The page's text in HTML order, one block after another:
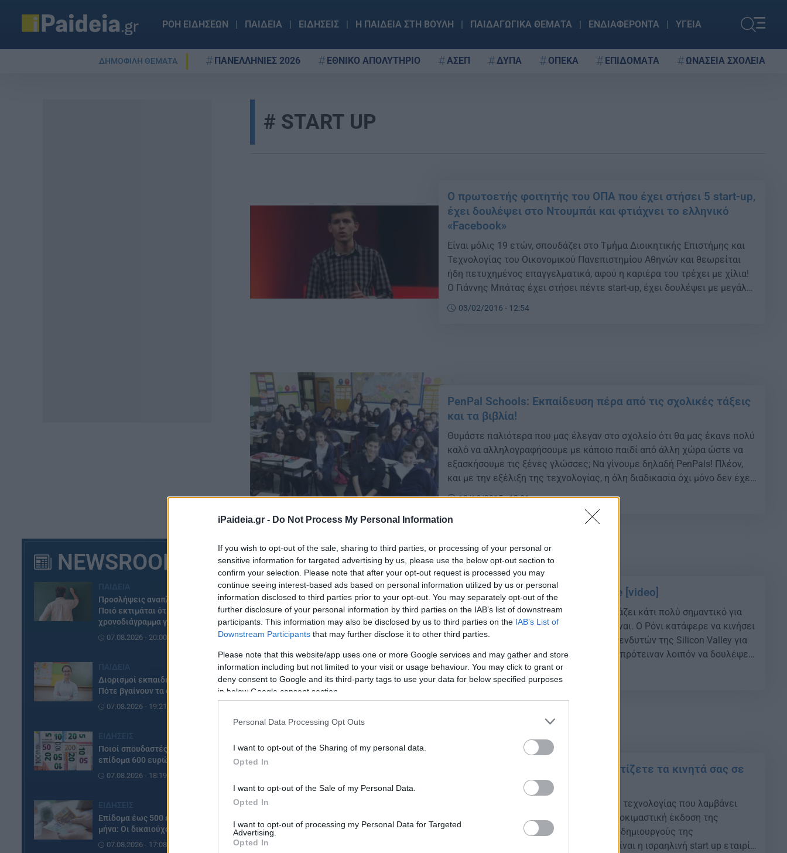
iPaideia.gr - Do Not Process My Personal Information
If you wish to opt-out of the sale, sharing to third parties, or processing of your personal or
sensitive information for targeted advertising by us, please use the below opt-out section to
confirm your selection. Please note that after your opt-out request is processed you may
continue seeing interest-based ads based on personal information utilized by us or personal
information disclosed to third parties prior to your opt-out. You may separately opt-out of the
further disclosure of your personal information by third parties on the IAB’s list of downstream
participants. This information may also be disclosed by us to third parties on the IAB’s List of
Downstream Participants that may further disclose it to other third parties.
Please note that this website/app uses one or more Google services and may gather and store
information including but not limited to your visit or usage behaviour. You may click to grant or
deny consent to Google and its third-party tags to use your data for below specified purposes
in below Google consent section.
Personal Data Processing Opt Outs
I want to opt-out of the Sharing of my personal data.
Opted In
I want to opt-out of the Sale of my Personal Data.
Opted In
I want to opt-out of processing my Personal Data for Targeted
Advertising.
Opted In
ΡΟΗ ΕΙΔΗΣΕΩΝ ΠΑΙΔΕΙΑ ΕΙΔΗΣΕΙΣ Η ΠΑΙΔΕΙΑ ΣΤΗ ΒΟΥΛΗ ΠΑΙΔΑΓΩΓΙΚΑ ΘΕΜΑΤΑ ΕΝΔΙΑΦΕΡΟΝΤΑ ΥΓΕΙΑ
ΔΗΜΟΦΙΛΗ ΘΕΜΑΤΑ ΠΑΝΕΛΛΗΝΙΕΣ 2026 ΕΘΝΙΚΟ ΑΠΟΛΥΤΗΡΙΟ ΑΣΕΠ ΔΥΠΑ ΟΠΕΚΑ ΕΠΙΔΟΜΑΤΑ ΩΝΑΣΕΙΑ ΣΧΟΛΕΙΑ
NEWSROOM
Προσλήψεις αναπληρωτών:
Ποιό εκτιμάται ότι θα είναι το
χρονοδιάγραμμα για φέτος
07.08.2026 - 20:00
Διορισμοί εκπαιδευτικών:
Πότε βγαίνουν τα ονόματα
07.08.2026 - 19:21
Ποιοί σπουδαστές θα λάβουν
επίδομα 600 ευρώ
07.08.2026 - 18:19
Επίδομα έως 500 ευρώ τον
μήνα: Οι δικαιούχοι
07.08.2026 - 17:08
START UP
Ο πρωτοετής φοιτητής του ΟΠΑ που έχει στήσει 5 start-up,
έχει δουλέψει στο Ντουμπάι και φτιάχνει το ελληνικό
«Facebook»
Είναι μόλις 19 ετών, σπουδάζει στο Τμήμα Διοικητικής Επιστήμης και
Τεχνολογίας του Οικονομικού Πανεπιστημίου Αθηνών και θεωρείται
ήδη πετυχημένος επαγγελματικά, αφού η καριέρα του τρέχει με χίλια!
O Γιάννης Μπάτας έχει στήσει πέντε start-up, έχει δουλέψει με μεγάλο
μισθό στο Ντουμπάι, έχει βραβευθεί σε πολλούς διαγωνισμούς
καινοτομίας και είναι δικτυωμένος με δεκάδες ταλαντούχους νέους
03/02/2016 - 12:54
PenPal Schools: Εκπαίδευση πέρα από τις σχολικές τάξεις
και τα βιβλία!
Θυμάστε παλιότερα που μας έλεγαν στο σχολείο ότι θα μας έκανε πολύ
καλό να αλληλογραφήσουμε με κάποιο παιδί από άλλη χώρα ώστε να
εξασκήσουμε τις ξένες γλώσσες; Να γίνουμε δηλαδή PenPals! Πλέον,
και με την εξέλιξη της τεχνολογίας, η όλη διαδικασία όχι μόνο δεν έχει
εξαφανιστεί αλλά έχει προχωρήσει και έχουν δημιουργηθεί ολόκληρες
10/12/2015 - 10:31
Το ΜΥΣΤΙΚΟ PROJECT της Google [video]
Γράφει η Agnes L.Ο Ρόνι Άμποβιτζ ετοιμάζει κάτι πολύ σημαντικό για
την Google αλλά… κανείς δεν ξέρει τί είναι. Ο Ρόνι κατάφερε να κινήσει
το ενδιαφέρον της Google και άλλων επενδυτών της Silicon Valley για
τη μυστηριώδη Start up που ίδρυσε. Του πρότειναν λοιπόν να δουλέψει
για μια μυστική τεχνολογία με αμοιβή 500 εκατομμύρια δολάρια. […]
14/01/2015 - 12:58
Eφεύρεσης «θαύμα»: Έτσι θα φορτίζετε τα κινητά σας σε
Στην έκθεση καταναλωτικών προϊόντων τεχνολογίας που λαμβάνει
χώρα στο Λας Βέγκας, παρουσιάστηκε δοκιμαστική έκδοση της
εφεύρεσης «θαύμα»… Σύμφωνα με τους δημιουργούς της
επαναστατικής αυτής εφεύρεσης, που είναι η ισραηλινή start up εταιρία